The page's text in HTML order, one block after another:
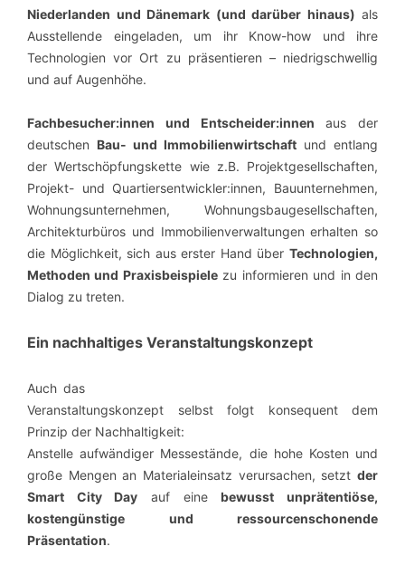
Niederlanden und Dänemark (und darüber hinaus) als
Ausstellende eingeladen, um ihr Know-how und ihre
Technologien vor Ort zu präsentieren – niedrigschwellig
und auf Augenhöhe.
Fachbesucher:innen und Entscheider:innen aus der
deutschen Bau- und Immobilienwirtschaft und entlang
der Wertschöpfungskette wie z.B. Projektgesellschaften,
Projekt- und Quartiersentwickler:innen, Bauunternehmen,
Wohnungsunternehmen, Wohnungsbaugesellschaften,
Architekturbüros und Immobilienverwaltungenerhalten so
die Möglichkeit, sich aus erster Hand über Technologien,
Methoden und Praxisbeispielezu informieren und in den
Dialog zu treten.
Ein nachhaltiges Veranstaltungskonzept
Auch das
Veranstaltungskonzept selbst folgt konsequent dem
Prinzip der Nachhaltigkeit:
Anstelle aufwändiger Messestände, die hohe Kosten und
große Mengen an Materialeinsatz verursachen, setzt der
Smart City Day auf eine bewusst unprätentiöse,
kostengünstige und ressourcenschonende
Präsentation.